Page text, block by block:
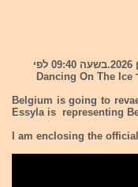
בלגיה תחשוף את השיר שלה לתחרות אירוויזיון 2026.בשעה 09:40 לפי
Belgium is going to
Essyla is representing
I am enclosing the